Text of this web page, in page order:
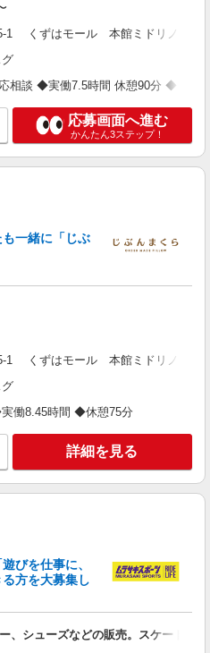
1 くずはモール 本館ミドリノモー
相談 ◆実働7.5時間 休憩90分 ◆１日
応募画面へ進む
かんたん3ステップ！
も一緒に「じぶ
1 くずはモール 本館ミドリノモー
働8.45時間 ◆休憩75分
詳細を見る
びを仕事に、
方を大募集し
、シューズなどの販売。スケートボ